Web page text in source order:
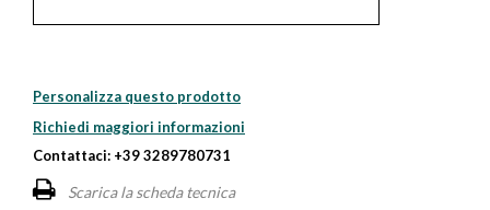
Personalizza questo prodotto
Richiedi maggiori informazioni
Contattaci: +39 3289780731
Scarica la scheda tecnica